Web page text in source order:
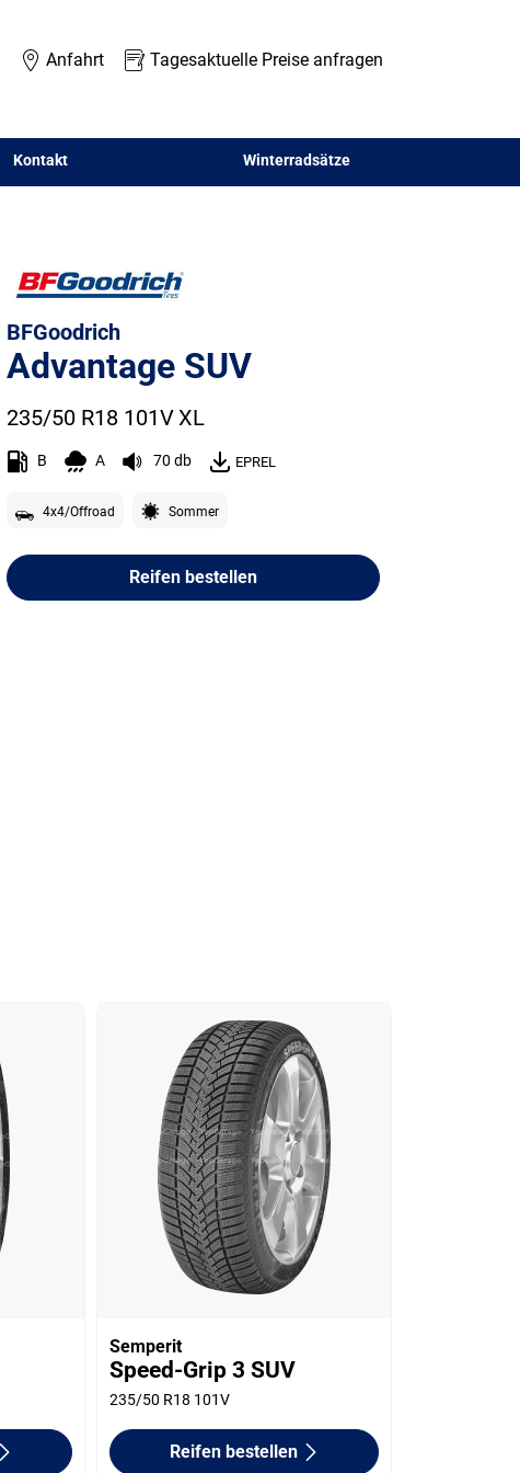
Anfahrt Tagesaktuelle Preise anfragen
Kontakt Winterradsätze
BFGoodrich
Advantage SUV
235/50 R18 101V XL
B A 70 db EPREL
4x4/Offroad Sommer
Reifen bestellen
Semperit
Speed-Grip 3 SUV
235/50 R18 101V
Reifen bestellen